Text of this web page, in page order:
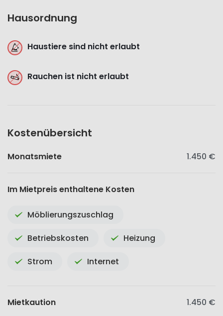
Hausordnung
Haustiere sind nicht erlaubt
Rauchen ist nicht erlaubt
Kostenübersicht
Monatsmiete 1.450 €
Im Mietpreis enthaltene Kosten
Möblierungszuschlag
Betriebskosten Heizung
Strom Internet
Mietkaution 1.450 €